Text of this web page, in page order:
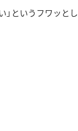
というフワッと